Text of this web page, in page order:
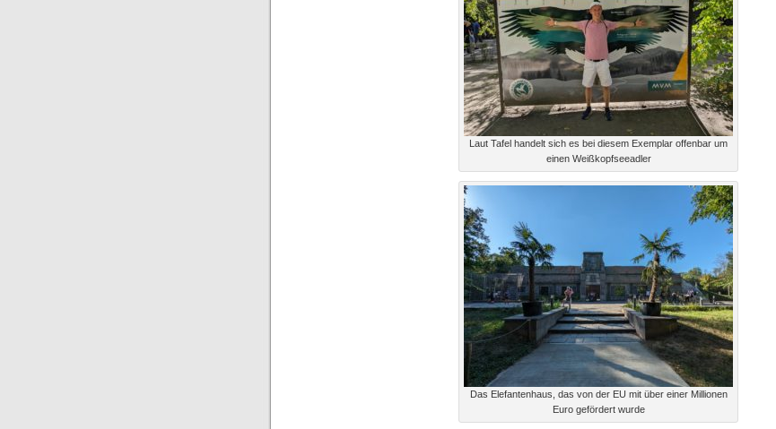
Laut Tafel handelt sich es bei diesem Exemplar offenbar um
einen Weißkopfseeadler
Das Elefantenhaus, das von der EU mit über einer Millionen
Euro gefördert wurde